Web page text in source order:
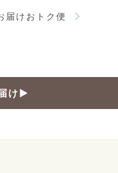
届けおトク便
け▶